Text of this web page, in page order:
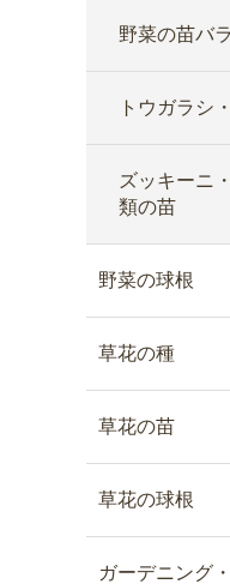
野菜の苗バ
トウガラシ
ズッキーニ
類の苗
野菜の球根
草花の種
草花の苗
草花の球根
ガーデニング